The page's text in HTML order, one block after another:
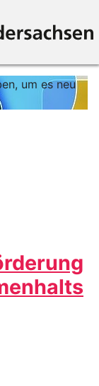
um es neu